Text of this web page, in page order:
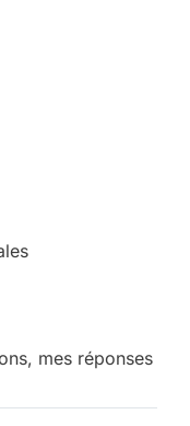
mes réponses